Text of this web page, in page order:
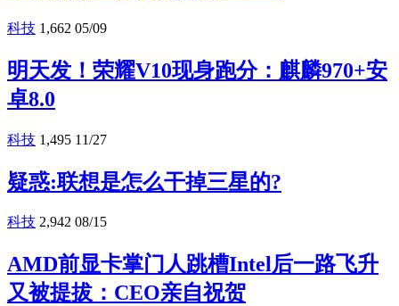
科技 1,662 05/09
明天发！荣耀V10现身跑分：麒麟970+安
卓8.0
科技 1,495 11/27
疑惑:联想是怎么干掉三星的?
科技 2,942 08/15
AMD前显卡掌门人跳槽Intel后一路飞升
又被提拔：CEO亲自祝贺